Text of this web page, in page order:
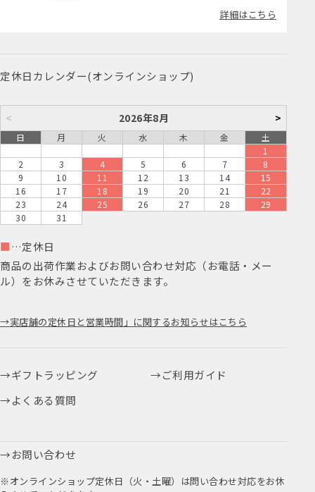
詳細はこちら
定休日カレンダー(オンラインショップ)
< 2026年8月 >
日 月 火 水 木 金
土
1
2
3 4 5 6 7
8
9
10 11 12 13 14
15
16
17 18 19 20 21
22
23
24 25 26 27 28
29
30
31
■ …定休日
商品の出荷作業およびお問い合わせ対応（お電話・メー
ル）をお休みさせていただきます。
実店舗の定休日と営業時間」に関するお知らせはこちら
ギフトラッピング
ご利用ガイド
よくある質問
お問い合わせ
※オンラインショップ定休日（火・土曜）は問い合わせ対応をお休